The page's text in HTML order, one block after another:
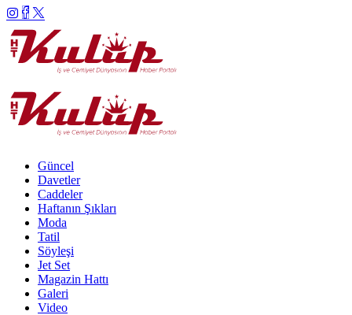
Güncel
Davetler
Caddeler
Haftanın Şıkları
Moda
Tatil
Söyleşi
Jet Set
Magazin Hattı
Galeri
Video